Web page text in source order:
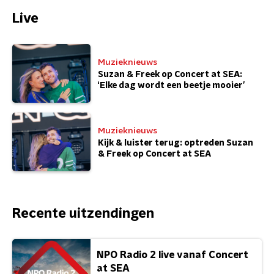
Live
Muzieknieuws
Suzan & Freek op Concert at SEA:
‘Elke dag wordt een beetje mooier’
Muzieknieuws
Kijk & luister terug: optreden Suzan
& Freek op Concert at SEA
Recente uitzendingen
NPO Radio 2 live vanaf Concert
at SEA